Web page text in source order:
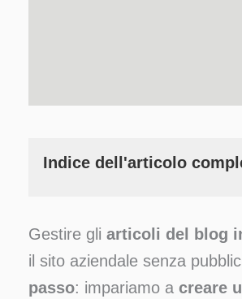
Indice dell'articolo
Gestire gli articoli del blog
il sito aziendale senza
passo: impariamo a creare